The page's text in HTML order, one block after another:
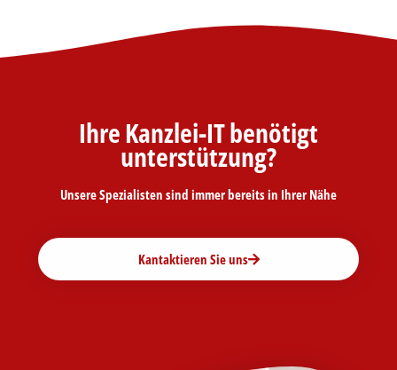
Ihre Kanzlei-IT benötigt
unterstützung?
Unsere Spezialisten sind immer bereits in Ihrer Nähe
Kantaktieren Sie uns